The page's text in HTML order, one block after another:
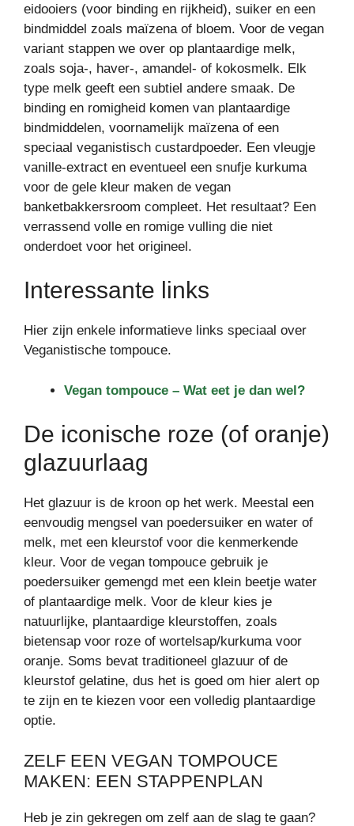
eidooiers (voor binding en rijkheid), suiker en een
bindmiddel zoals maïzena of bloem. Voor de vegan
variant stappen we over op plantaardige melk,
zoals soja-, haver-, amandel- of kokosmelk. Elk
type melk geeft een subtiel andere smaak. De
binding en romigheid komen van plantaardige
bindmiddelen, voornamelijk maïzena of een
speciaal veganistisch custardpoeder. Een vleugje
vanille-extract en eventueel een snufje kurkuma
voor de gele kleur maken de vegan
banketbakkersroom compleet. Het resultaat? Een
verrassend volle en romige vulling die niet
onderdoet voor het origineel.
Interessante links
Hier zijn enkele informatieve links speciaal over
Veganistische tompouce.
Vegan tompouce – Wat eet je dan wel?
De iconische roze (of oranje)
glazuurlaag
Het glazuur is de kroon op het werk. Meestal een
eenvoudig mengsel van poedersuiker en water of
melk, met een kleurstof voor die kenmerkende
kleur. Voor de vegan tompouce gebruik je
poedersuiker gemengd met een klein beetje water
of plantaardige melk. Voor de kleur kies je
natuurlijke, plantaardige kleurstoffen, zoals
bietensap voor roze of wortelsap/kurkuma voor
oranje. Soms bevat traditioneel glazuur of de
kleurstof gelatine, dus het is goed om hier alert op
te zijn en te kiezen voor een volledig plantaardige
optie.
ZELF EEN VEGAN TOMPOUCE
MAKEN: EEN STAPPENPLAN
Heb je zin gekregen om zelf aan de slag te gaan?